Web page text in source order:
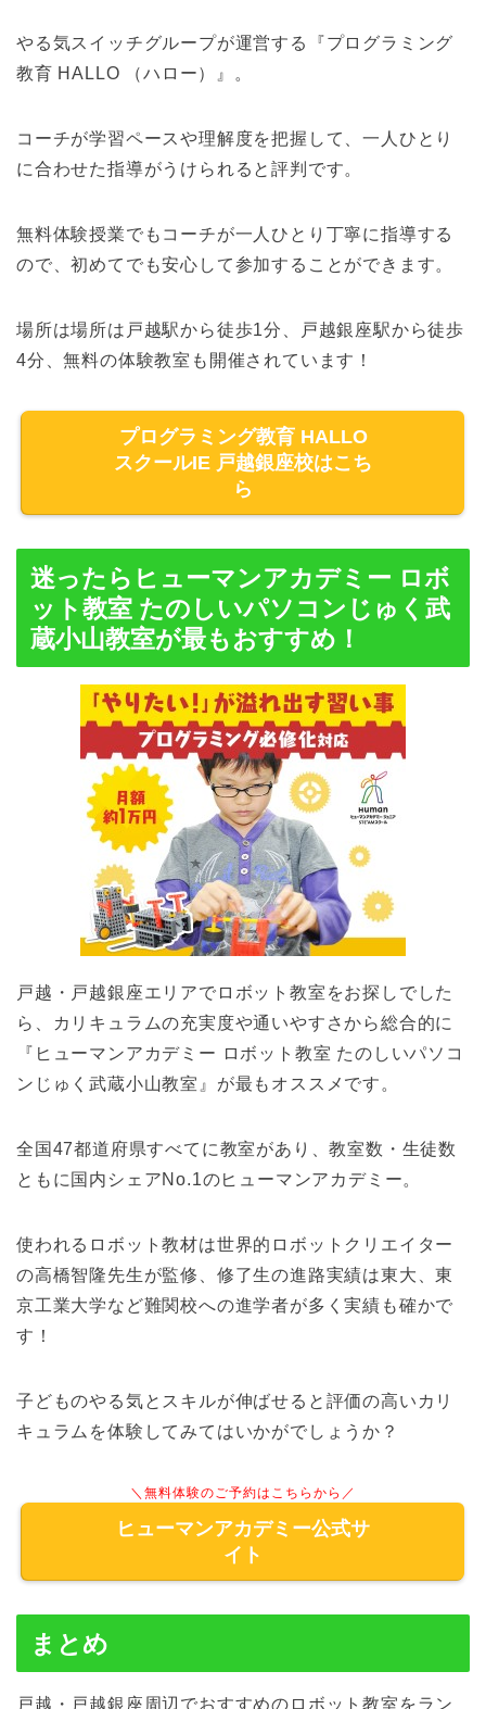
やる気スイッチグループが運営する『プログラミング
教育 HALLO （ハロー）』。
コーチが学習ペースや理解度を把握して、一人ひとり
に合わせた指導がうけられると評判です。
無料体験授業でもコーチが一人ひとり丁寧に指導する
ので、初めてでも安心して参加することができます。
場所は場所は戸越駅から徒歩1分、戸越銀座駅から徒歩
4分、無料の体験教室も開催されています！
プログラミング教育 HALLO
スクールIE 戸越銀座校はこち
ら
迷ったらヒューマンアカデミー ロボ
ット教室 たのしいパソコンじゅく武
蔵小山教室が最もおすすめ！
戸越・戸越銀座エリアでロボット教室をお探しでした
ら、カリキュラムの充実度や通いやすさから総合的に
『ヒューマンアカデミー ロボット教室 たのしいパソコ
ンじゅく武蔵小山教室』が最もオススメです。
全国47都道府県すべてに教室があり、教室数・生徒数
ともに国内シェアNo.1のヒューマンアカデミー。
使われるロボット教材は世界的ロボットクリエイター
の高橋智隆先生が監修、修了生の進路実績は東大、東
京工業大学など難関校への進学者が多く実績も確かで
す！
子どものやる気とスキルが伸ばせると評価の高いカリ
キュラムを体験してみてはいかがでしょうか？
＼無料体験のご予約はこちらから／
ヒューマンアカデミー公式サ
イト
まとめ
戸越・戸越銀座周辺でおすすめのロボット教室をラン